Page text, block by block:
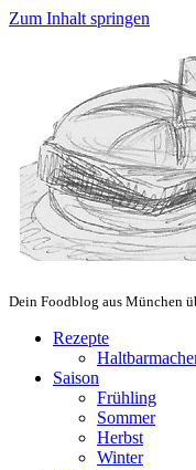
Zum Inhalt springen
Dein Foodblog aus München
Rezepte
Saison
Frühling
Sommer
Herbst
Winter